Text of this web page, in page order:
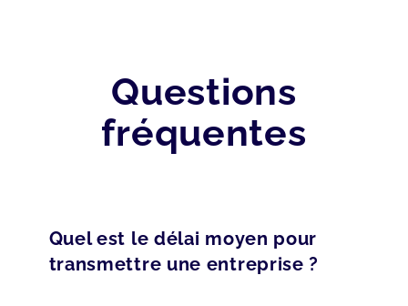
Questions
fréquentes
Quel est le délai moyen pour
transmettre une entreprise ?